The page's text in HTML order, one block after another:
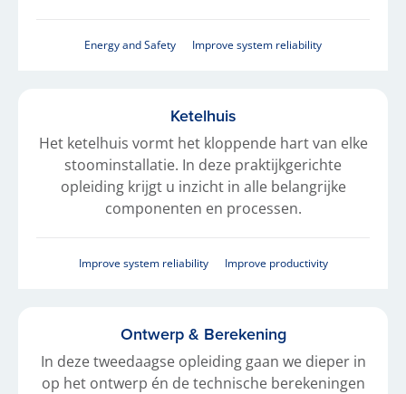
Energy and Safety Improve system reliability
Ketelhuis
Het ketelhuis vormt het kloppende hart van elke
stoominstallatie. In deze praktijkgerichte
opleiding krijgt u inzicht in alle belangrijke
componenten en processen.
Improve system reliability Improve productivity
Ontwerp & Berekening
In deze tweedaagse opleiding gaan we dieper in
op het ontwerp én de technische berekeningen